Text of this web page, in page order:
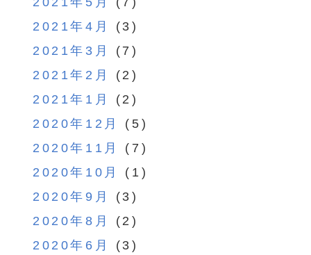
2021年4月
(3)
2021年3月
(7)
2021年2月
(2)
2021年1月
(2)
2020年12月
(5)
2020年11月
(7)
2020年10月
(1)
2020年9月
(3)
2020年8月
(2)
2020年6月
(3)